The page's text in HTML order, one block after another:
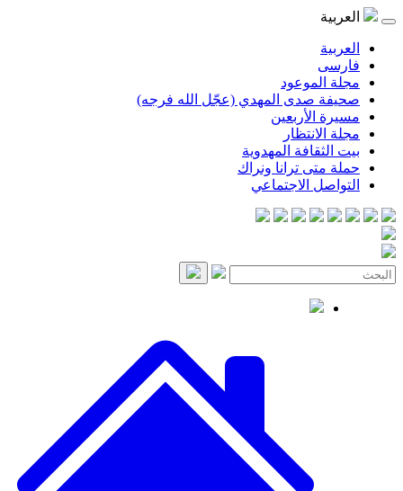
العربية
العربية
فارسی
مجلة الموعود
صحيفة صدى المهدي (عجّل الله فرجه)
مسيرة الأربعين
مجلة الانتظار
بيت الثقافة المهدوية
حملة متى ترانا ونراك
التواصل الاجتماعي